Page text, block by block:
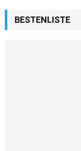
BESTENLISTE